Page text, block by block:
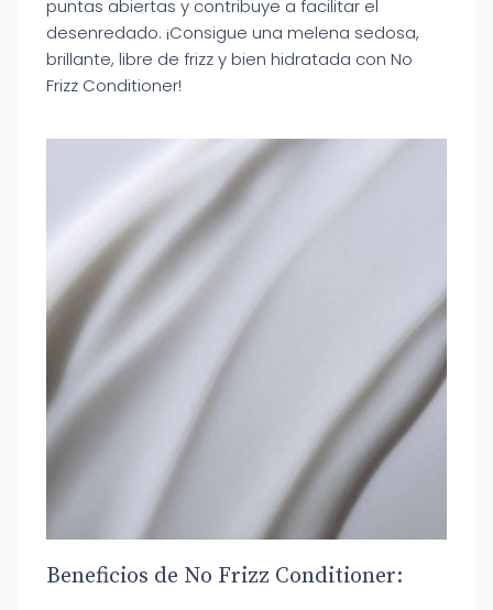
puntas abiertas y contribuye a facilitar el
desenredado. ¡Consigue una melena sedosa,
brillante, libre de frizz y bien hidratada con No
Frizz Conditioner!
Beneficios de No Frizz Conditioner: